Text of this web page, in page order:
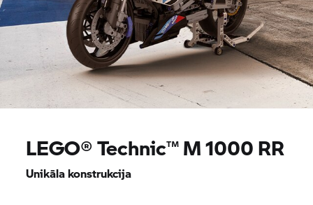
LEGO® Technic™M 1000 RR
Unikāla konstrukcija